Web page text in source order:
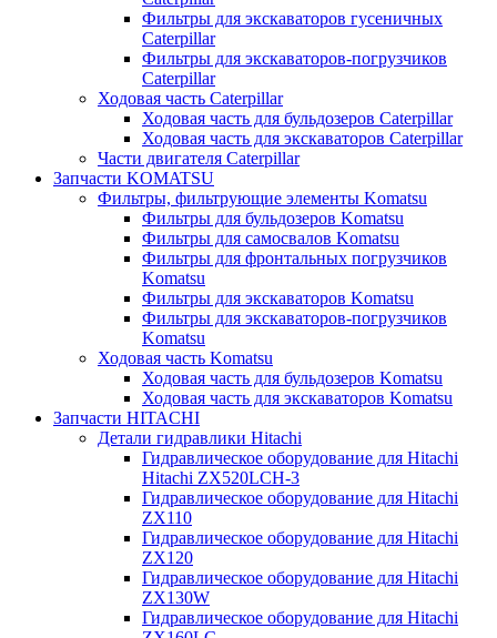
Фильтры для экскаваторов гусеничных
Caterpillar
Фильтры для экскаваторов-погрузчиков
Caterpillar
Ходовая часть Caterpillar
Ходовая часть для бульдозеров Caterpillar
Ходовая часть для экскаваторов Caterpillar
Части двигателя Caterpillar
Запчасти KOMATSU
Фильтры, фильтрующие элементы Komatsu
Фильтры для бульдозеров Komatsu
Фильтры для самосвалов Komatsu
Фильтры для фронтальных погрузчиков
Komatsu
Фильтры для экскаваторов Komatsu
Фильтры для экскаваторов-погрузчиков
Komatsu
Ходовая часть Komatsu
Ходовая часть для бульдозеров Komatsu
Ходовая часть для экскаваторов Komatsu
Запчасти HITACHI
Детали гидравлики Hitachi
Гидравлическое оборудование для Hitachi
Hitachi ZX520LCH-3
Гидравлическое оборудование для Hitachi
ZX110
Гидравлическое оборудование для Hitachi
ZX120
Гидравлическое оборудование для Hitachi
ZX130W
Гидравлическое оборудование для Hitachi